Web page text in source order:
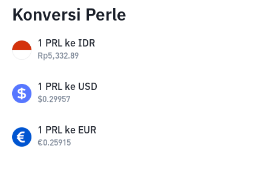
Konversi Perle
1 PRL ke IDR
Rp5,332.89
1 PRL ke USD
$0.29957
1 PRL ke EUR
€0.25915